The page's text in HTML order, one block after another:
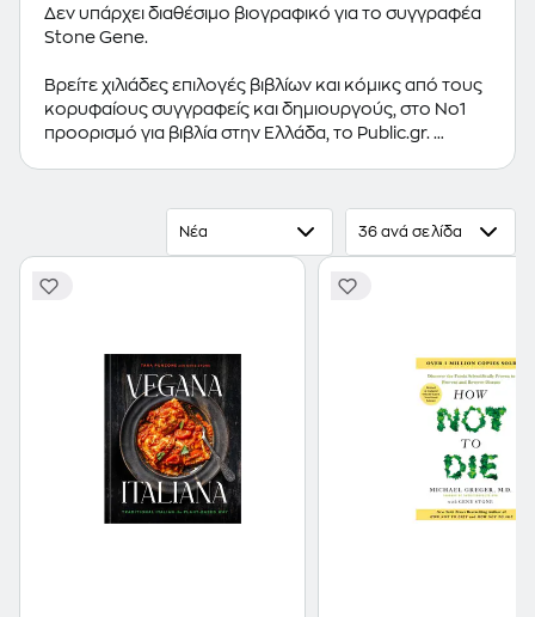
Δεν υπάρχει διαθέσιμο βιογραφικό για το συγγραφέα
Stone Gene.
Βρείτε χιλιάδες επιλογές βιβλίων και κόμικς από τους
κορυφαίους συγγραφείς και δημιουργούς, στο Νο1
προορισμό για βιβλία στην Ελλάδα, το Public.gr.
Ξενόγλωσσα Βιβλία,Κόμικς
Νέα 36 ανά σελίδα